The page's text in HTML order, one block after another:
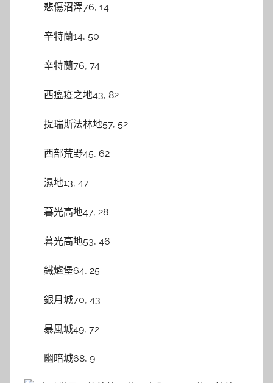
悲傷沼澤76, 14
辛特蘭14, 50
辛特蘭76, 74
西瘟疫之地43, 82
提瑞斯法林地57, 52
西部荒野45, 62
濕地13, 47
暮光高地47, 28
暮光高地53, 46
鐵爐堡64, 25
銀月城70, 43
暴風城49, 72
幽暗城68, 9